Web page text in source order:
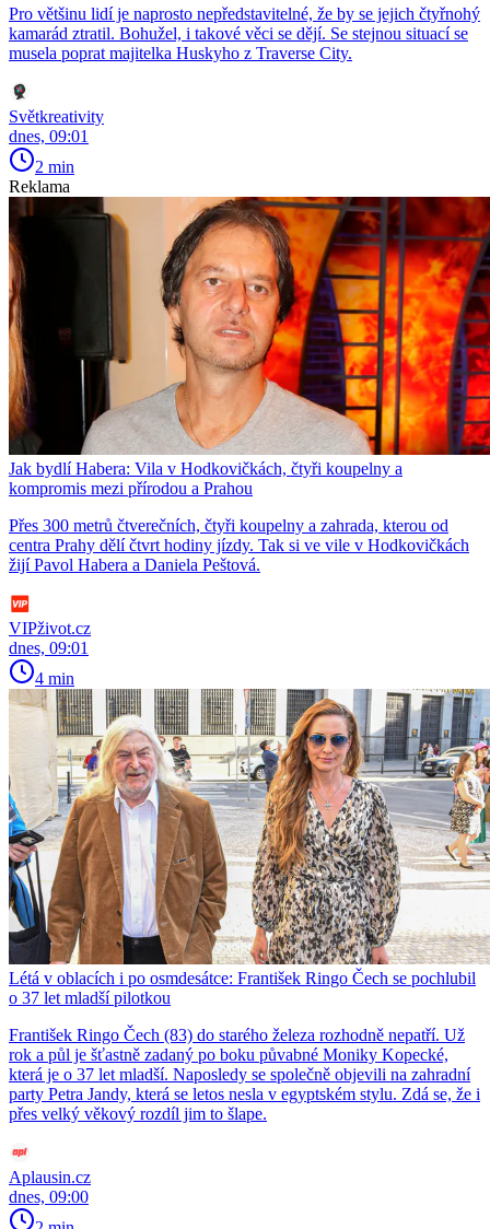
Pro většinu lidí je naprosto nepředstavitelné, že by se jejich čtyřnohý
kamarád ztratil. Bohužel, i takové věci se dějí. Se stejnou situací se
musela poprat majitelka Huskyho z Traverse City.
Světkreativity
dnes, 09:01
2 min
Reklama
Jak bydlí Habera: Vila v Hodkovičkách, čtyři koupelny a
kompromis mezi přírodou a Prahou
Přes 300 metrů čtverečních, čtyři koupelny a zahrada, kterou od
centra Prahy dělí čtvrt hodiny jízdy. Tak si ve vile v Hodkovičkách
žijí Pavol Habera a Daniela Peštová.
VIPživot.cz
dnes, 09:01
4 min
Létá v oblacích i po osmdesátce: František Ringo Čech se pochlubil
o 37 let mladší pilotkou
František Ringo Čech (83) do starého železa rozhodně nepatří. Už
rok a půl je šťastně zadaný po boku půvabné Moniky Kopecké,
která je o 37 let mladší. Naposledy se společně objevili na zahradní
party Petra Jandy, která se letos nesla v egyptském stylu. Zdá se, že i
přes velký věkový rozdíl jim to šlape.
Aplausin.cz
dnes, 09:00